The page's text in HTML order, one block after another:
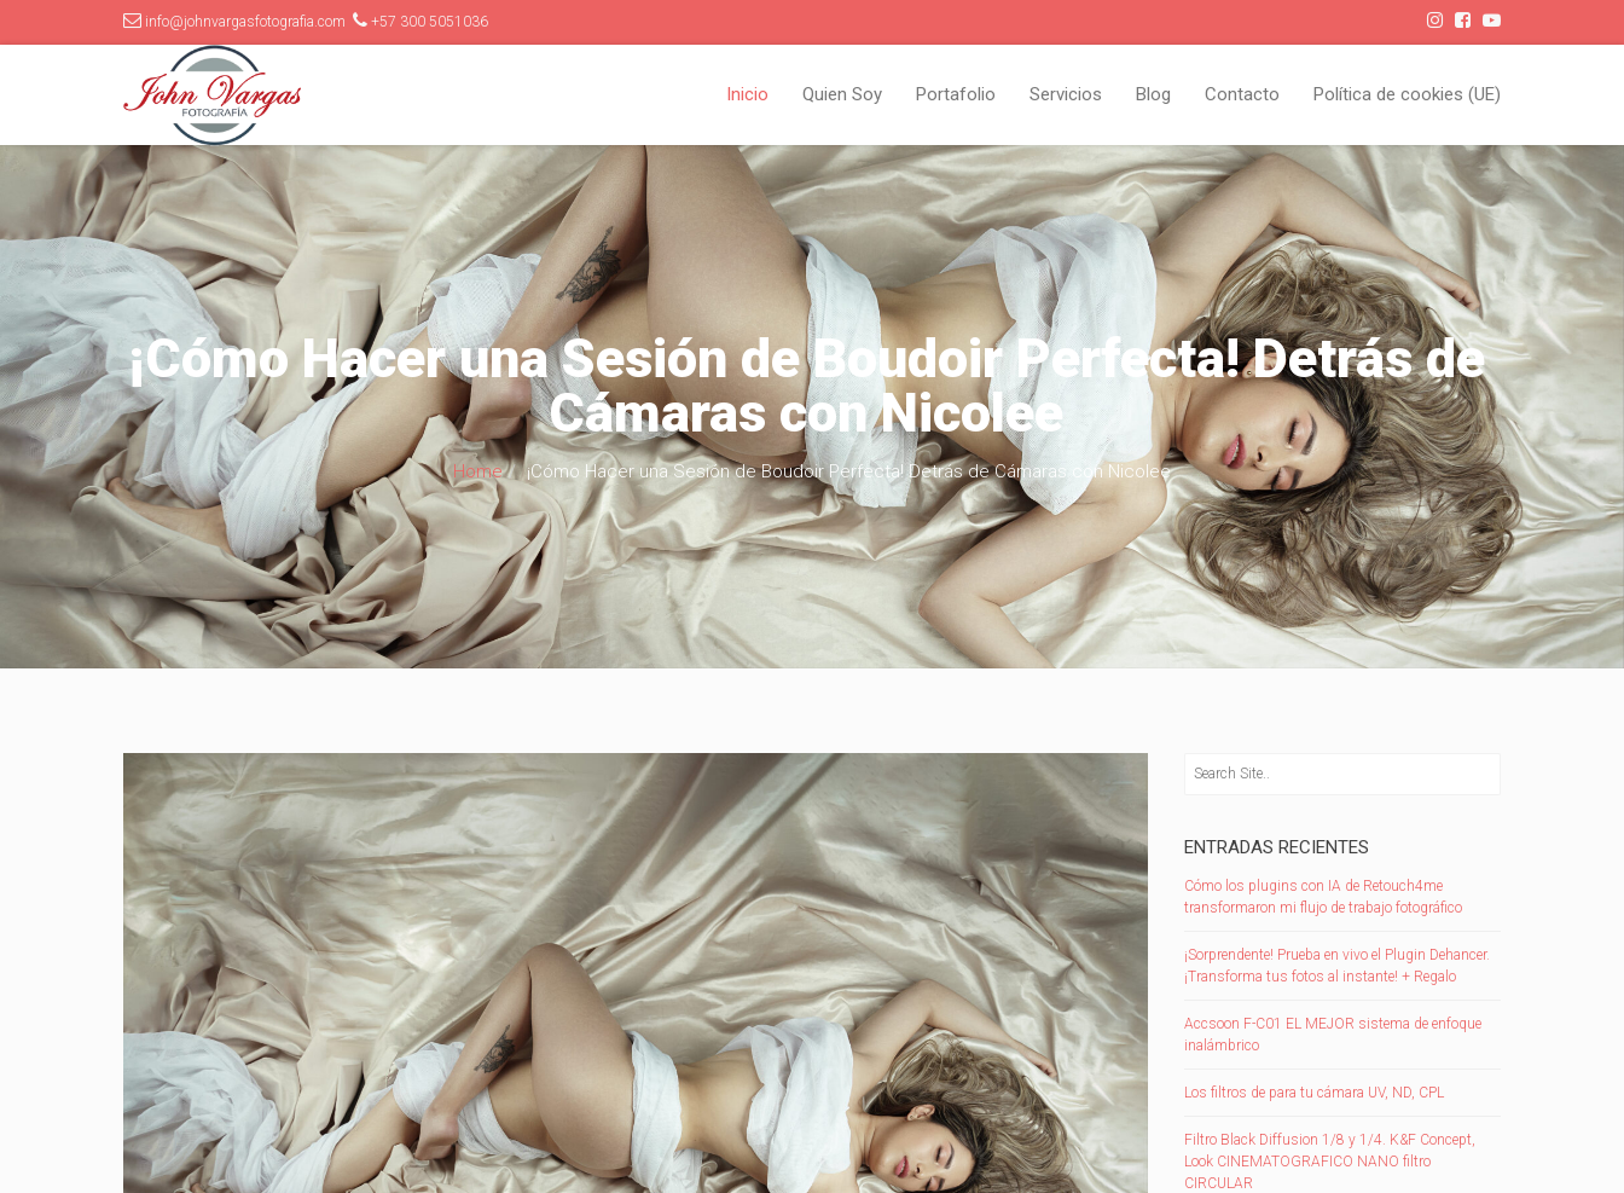
info@johnvargasfotografia.com +57 300 5051036
Inicio Quien Soy Portafolio Servicios Blog Contacto Política de cookies (UE)
¡Cómo Hacer una Sesión de Boudoir Perfecta! Detrás de
Cámaras con Nicolee
Home ¡Cómo Hacer una Sesión de Boudoir Perfecta! Detrás de Cámaras con Nicolee
ENTRADAS RECIENTES
Cómo los plugins con IA de Retouch4me
transformaron mi flujo de trabajo fotográfico
¡Sorprendente! Prueba en vivo el Plugin Dehancer.
¡Transforma tus fotos al instante! + Regalo
Accsoon F-C01 EL MEJOR sistema de enfoque
inalámbrico
Los filtros de para tu cámara UV, ND, CPL
Filtro Black Diffusion 1/8 y 1/4. K&F Concept,
Look CINEMATOGRAFICO NANO filtro
CIRCULAR